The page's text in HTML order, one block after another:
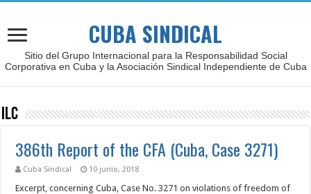
CUBA SINDICAL
Sitio del Grupo Internacional para la Responsabilidad Social
Corporativa en Cuba y la Asociación Sindical Independiente de Cuba
ILC
386th Report of the CFA (Cuba, Case 3271)
Cuba Sindical 10 junio, 2018
Excerpt, concerning Cuba, Case No. 3271 on violations of freedom of